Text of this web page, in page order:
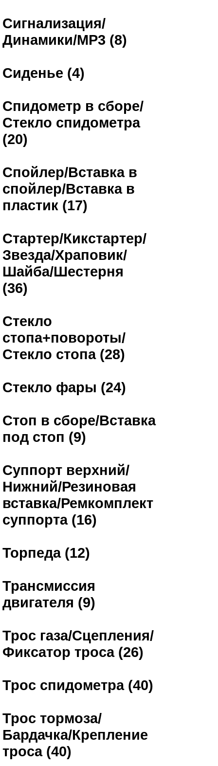
Сигнализация/
Динамики/MP3 (8)
Сиденье (4)
Спидометр в сборе/
Стекло спидометра
(20)
Спойлер/Вставка в
спойлер/Вставка в
пластик (17)
Стартер/Кикстартер/
Звезда/Храповик/
Шайба/Шестерня
(36)
Стекло
стопа+повороты/
Стекло стопа (28)
Стекло фары (24)
Стоп в сборе/Вставка
под стоп (9)
Суппорт верхний/
Нижний/Резиновая
вставка/Ремкомплект
суппорта (16)
Торпеда (12)
Трансмиссия
двигателя (9)
Трос газа/Сцепления/
Фиксатор троса (26)
Трос спидометра (40)
Трос тормоза/
Бардачка/Крепление
троса (40)